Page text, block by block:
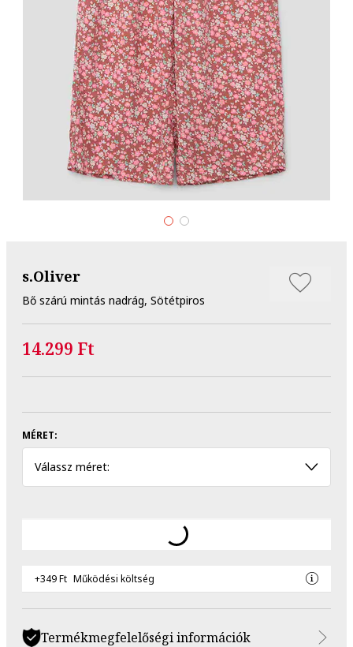
s.Oliver
Bő szárú mintás nadrág, Sötétpiros
14.299 Ft
MÉRET:
Válassz méret:
+349 Ft Működési költség
Termékmegfelelőségi információk